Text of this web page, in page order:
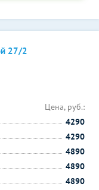
27/2
Цена, руб.:
4290
4290
4890
4890
4890